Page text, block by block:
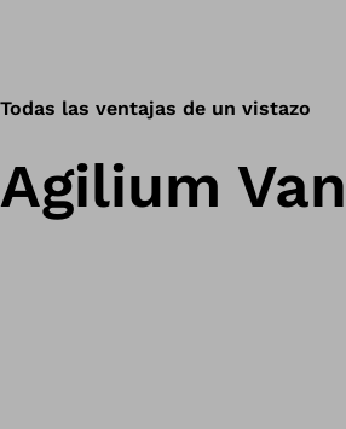
Todas las ventajas de un vistazo
Agilium